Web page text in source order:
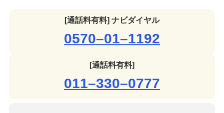
[通話料有料] ナビダイヤル
0570–01–1192
[通話料有料]
011–330–0777